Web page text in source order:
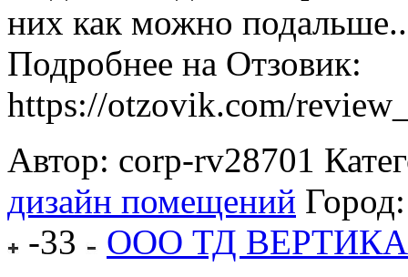
них как можно
Подробнее на Отзовик:
https://otzovik.com/
Автор: corp-rv28701
дизайн помещений
-33
ООО ТД